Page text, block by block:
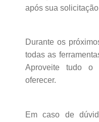
após sua
Durante os
todas as
Aproveite tudo
oferecer.
Em caso de